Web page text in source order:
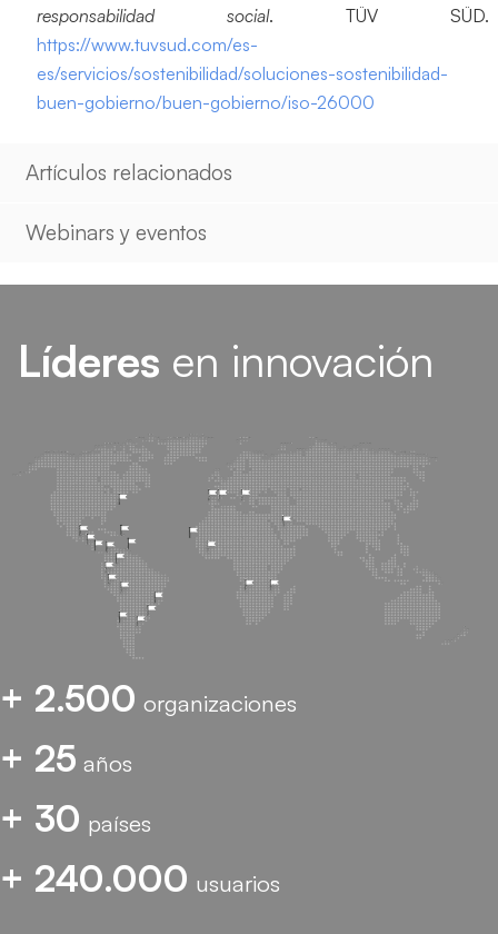
responsabilidad social. TÜV SÜD.
https://www.tuvsud.com/es-
es/servicios/sostenibilidad/soluciones-sostenibilidad-
buen-gobierno/buen-gobierno/iso-26000
Artículos relacionados
Webinars y eventos
Líderes en innovación
+ 2.500 organizaciones
+ 25 años
+ 30 países
+ 240.000 usuarios